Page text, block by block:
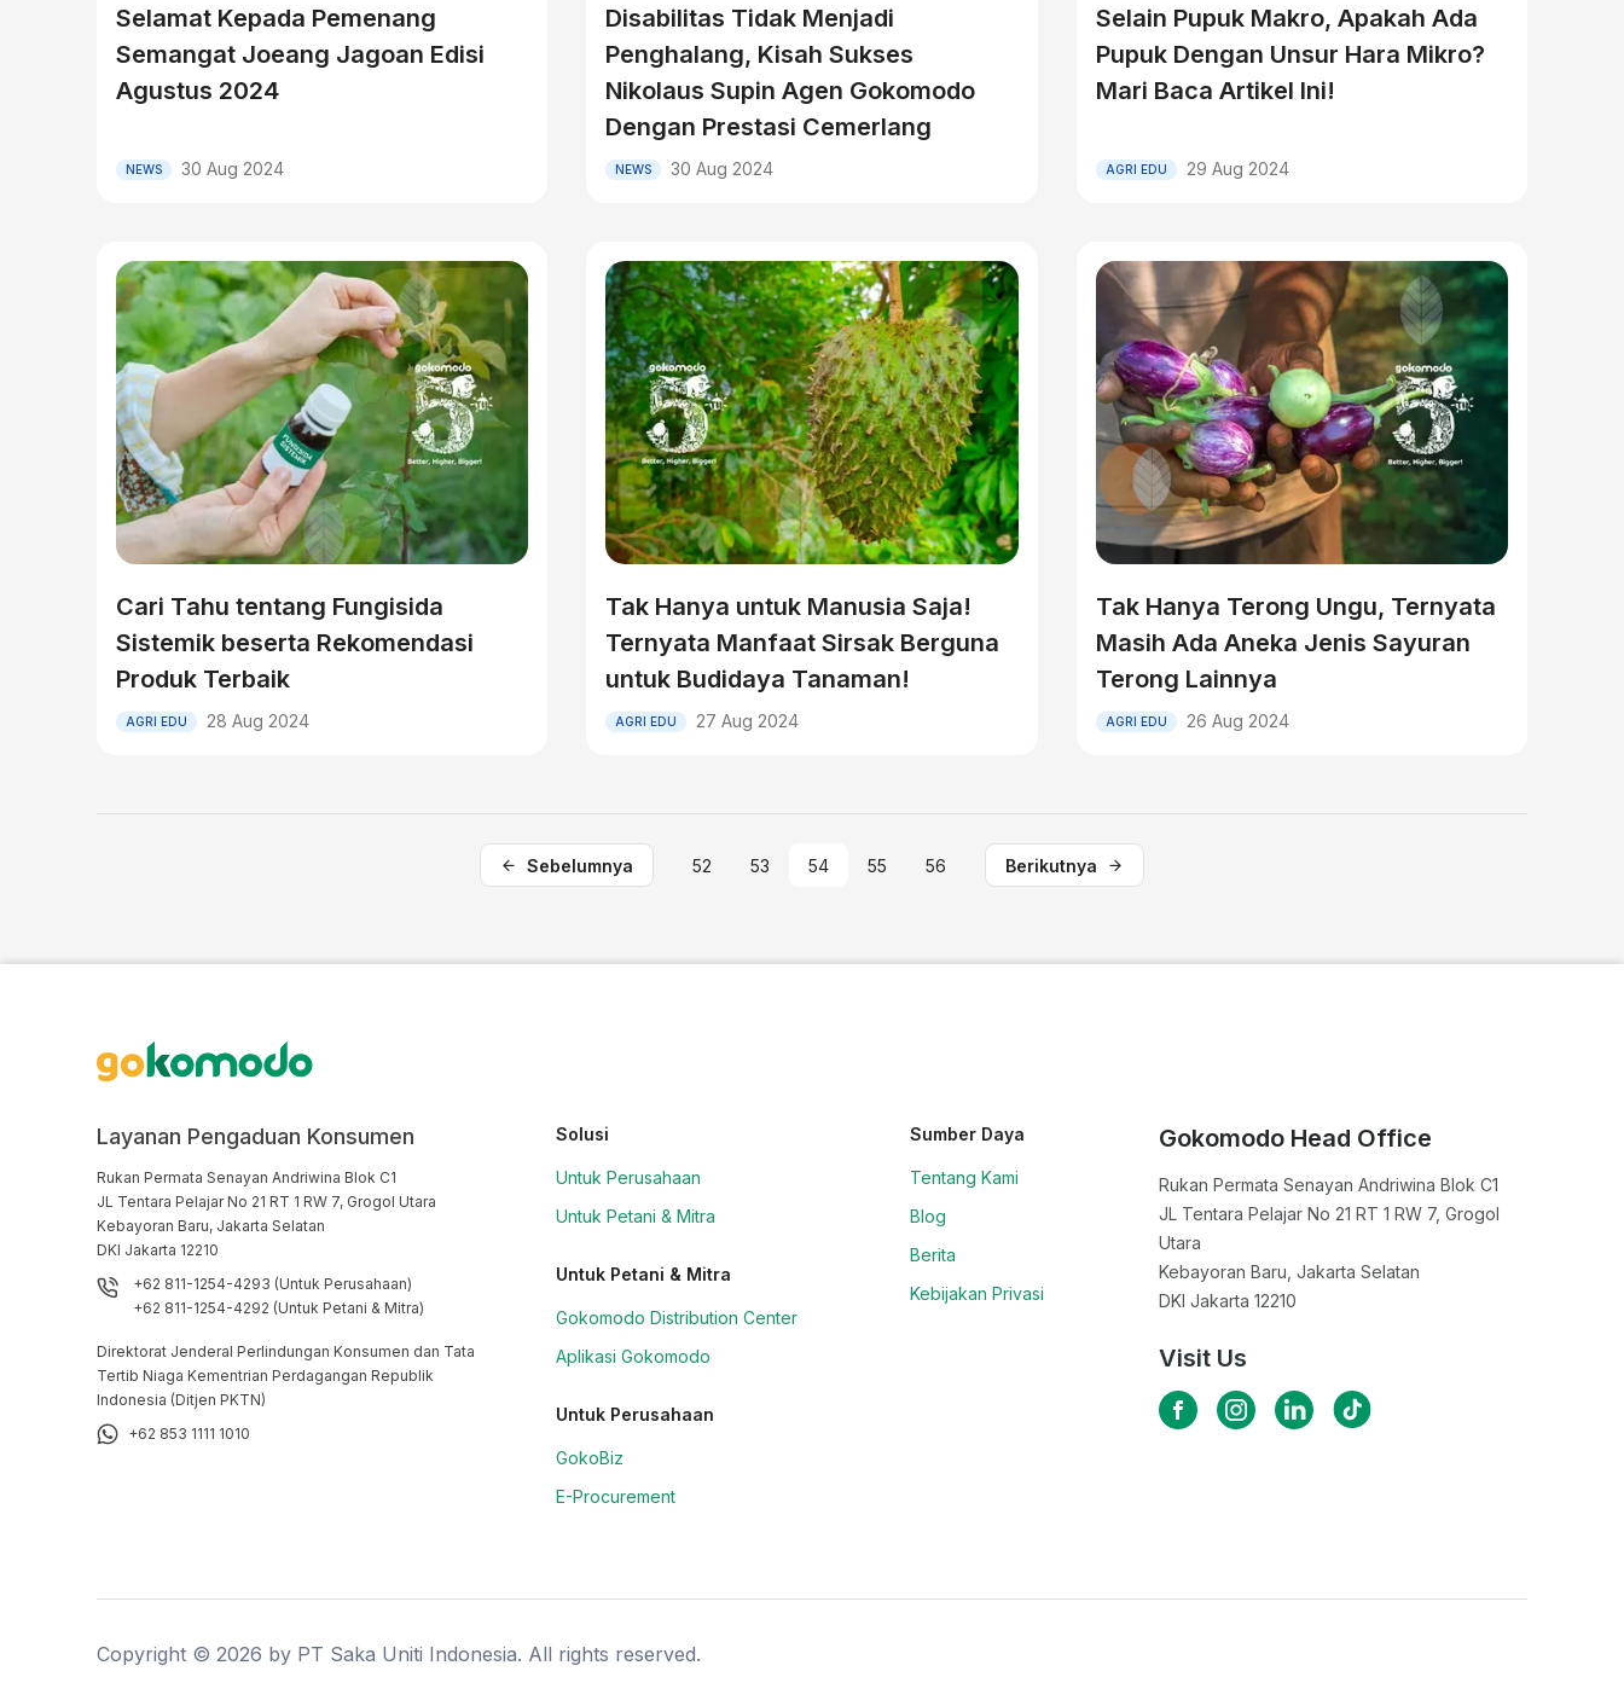
Selamat Kepada Pemenang
Semangat Joeang Jagoan Edisi
Agustus 2024
NEWS 30 Aug 2024
Disabilitas Tidak Menjadi
Penghalang, Kisah Sukses
Nikolaus Supin Agen Gokomodo
Dengan Prestasi Cemerlang
NEWS 30 Aug 2024
Selain Pupuk Makro, Apakah Ada
Pupuk Dengan Unsur Hara Mikro?
Mari Baca Artikel Ini!
AGRI EDU 29 Aug 2024
Cari Tahu tentang Fungisida
Sistemik beserta Rekomendasi
Produk Terbaik
AGRI EDU 28 Aug 2024
Tak Hanya untuk Manusia Saja!
Ternyata Manfaat Sirsak Berguna
untuk Budidaya Tanaman!
AGRI EDU 27 Aug 2024
Tak Hanya Terong Ungu, Ternyata
Masih Ada Aneka Jenis Sayuran
Terong Lainnya
AGRI EDU 26 Aug 2024
Sebelumnya 52 53 54 55 56 Berikutnya
Layanan Pengaduan Konsumen
Rukan Permata Senayan Andriwina Blok C1
JL Tentara Pelajar No 21 RT 1 RW 7, Grogol Utara
Kebayoran Baru, Jakarta Selatan
DKI Jakarta 12210
+62 811-1254-4293 (Untuk Perusahaan)
+62 811-1254-4292 (Untuk Petani & Mitra)
Direktorat Jenderal Perlindungan Konsumen dan Tata
Tertib Niaga Kementrian Perdagangan Republik
Indonesia (Ditjen PKTN)
+62 853 1111 1010
Solusi
Untuk Perusahaan
Untuk Petani & Mitra
Untuk Petani & Mitra
Gokomodo Distribution Center
Aplikasi Gokomodo
Untuk Perusahaan
GokoBiz
E-Procurement
Sumber Daya
Tentang Kami
Blog
Berita
Kebijakan Privasi
Gokomodo Head Office
Rukan Permata Senayan Andriwina Blok C1
JL Tentara Pelajar No 21 RT 1 RW 7, Grogol
Utara
Kebayoran Baru, Jakarta Selatan
DKI Jakarta 12210
Visit Us
Copyright © 2026 by PT Saka Uniti Indonesia. All rights reserved.